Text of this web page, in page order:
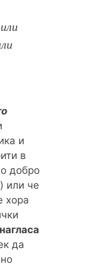
и
в
добро
или че
хора
да